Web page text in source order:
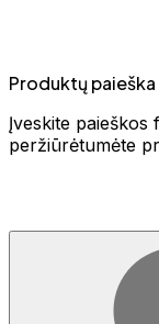
Produktų paieška
Įveskite paieškos
peržiūrėtumėte